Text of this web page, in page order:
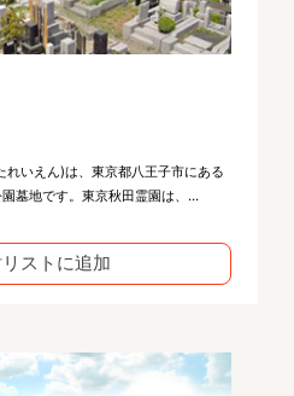
いえん)は、東京都八王子市にある
墓地です。東京秋田霊園は、...
ストに追加